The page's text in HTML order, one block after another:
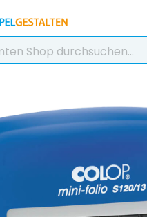
Chatten Sie 24/7 mit
hilfreichen Chatbot
Kontakt
+49 2038 0480 403